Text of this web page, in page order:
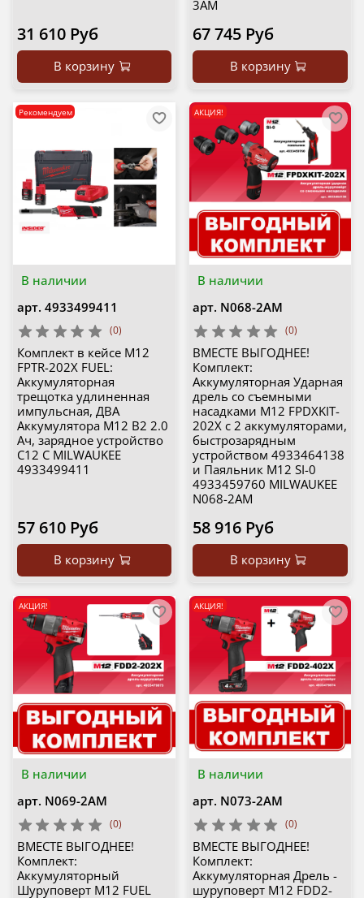
31 610 Руб
В корзину
3AM
67 745 Руб
В корзину
В наличии
Рекомендуем
арт. 4933499411
(0)
Комплект в кейсе M12
FPTR-202X FUEL:
Аккумуляторная
трещотка удлиненная
импульсная, ДВА
Аккумулятора M12 B2 2.0
Ач, зарядное устройство
C12 C MILWAUKEE
4933499411
57 610 Руб
В корзину
В наличии
АКЦИЯ!
арт. N068-2AM
(0)
ВМЕСТЕ ВЫГОДНЕЕ!
Комплект:
Аккумуляторная Ударная
дрель со съемными
насадками M12 FPDXKIT-
202X с 2 аккумуляторами,
быстрозарядным
устройством 4933464138
и Паяльник M12 SI-0
4933459760 MILWAUKEE
N068-2AM
58 916 Руб
В корзину
В наличии
АКЦИЯ!
арт. N069-2AM
(0)
ВМЕСТЕ ВЫГОДНЕЕ!
Комплект:
Аккумуляторный
Шуруповерт M12 FUEL
В наличии
АКЦИЯ!
арт. N073-2AM
(0)
ВМЕСТЕ ВЫГОДНЕЕ!
Комплект:
Аккумуляторная Дрель -
шуруповерт M12 FDD2-